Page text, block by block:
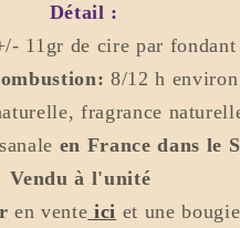
Détail :
11gr de cire par fondant
8/12h environ
fragrance
en France dans le
Vendu à l'unité
en vente ici et une